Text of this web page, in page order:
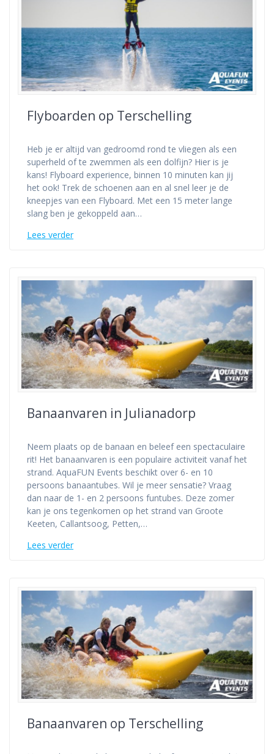
Flyboarden op Terschelling
Heb je er altijd van gedroomd rond te vliegen als een
superheld of te zwemmen als een dolfijn? Hier is je
kans! Flyboard experience, binnen 10 minuten kan jij
het ook! Trek de schoenen aan en al snel leer je de
kneepjes van een Flyboard. Met een 15 meter lange
slang ben je gekoppeld aan…
Lees verder
Banaanvaren in Julianadorp
Neem plaats op de banaan en beleef een spectaculaire
rit! Het banaanvaren is een populaire activiteit vanaf het
strand. AquaFUN Events beschikt over 6- en 10
persoons banaantubes. Wil je meer sensatie? Vraag
dan naar de 1- en 2 persoons funtubes. Deze zomer
kan je ons tegenkomen op het strand van Groote
Keeten, Callantsoog, Petten,…
Lees verder
Banaanvaren op Terschelling